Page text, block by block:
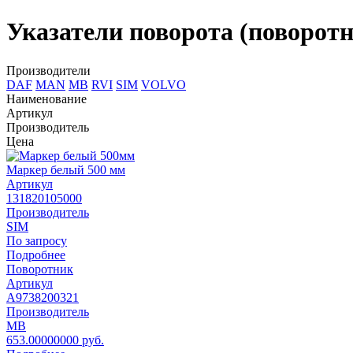
Указатели поворота
Производители
DAF MAN MB RVI SIM VOLVO
Наименование
Артикул
Производитель
Цена
Маркер белый 500 мм
Артикул
131820105000
Производитель
SIM
По запросу
Подробнее
Поворотник
Артикул
A9738200321
Производитель
MB
653.00000000 руб.